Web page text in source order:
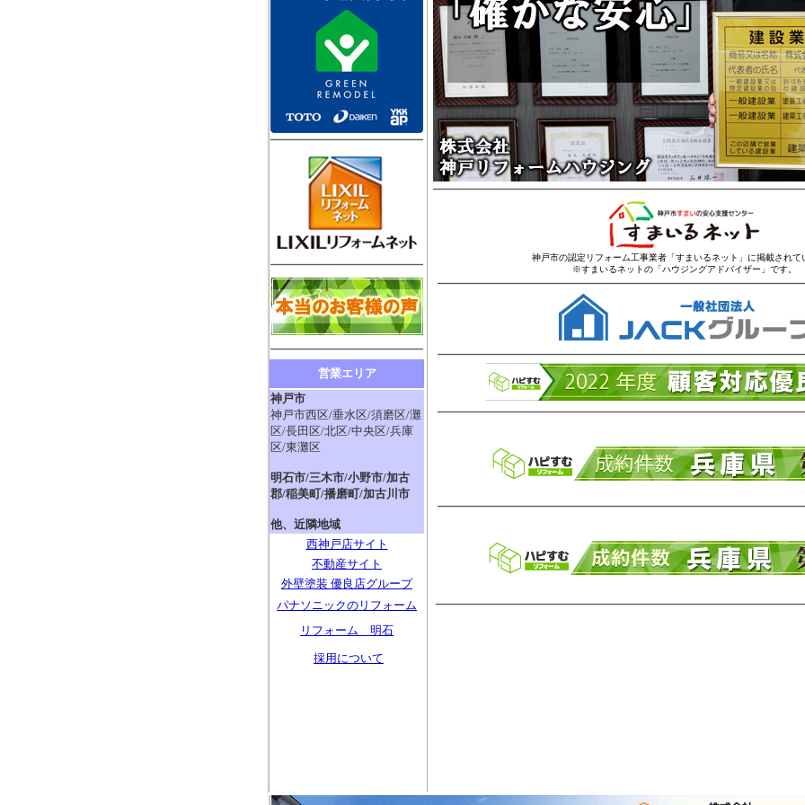
営業エリア
神戸市
神戸市西区/垂水区/須磨区/灘
区/長田区/北区/中央区/兵庫
区/東灘区
明石市/三木市/小野市/加古
郡/稲美町/播磨町/加古川市
他、近隣地域
西神戸店サイト
不動産サイト
外壁塗装 優良店グループ
パナソニックのリフォーム
リフォーム 明石
採用について
神戸市の認定リフォーム工事業者「すまいるネット」に掲載されて
※すまいるネットの「ハウジングアドバイザー」です。